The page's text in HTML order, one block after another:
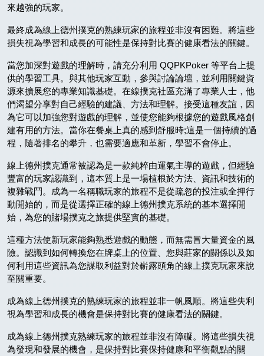
來越強的玩家。
最終成為線上德州撲克的熟練玩家的旅程並非沒有困難。將這些
損失視為學習和成長的可能性是保持對比賽的健康看法的關鍵。
當您加深對遊戲的理解時，請充分利用 QQPKPoker 等平台上提
供的學習工具。與其他玩家互動，參與討論論壇，並利用關鍵資
源來擴展您的專業知識基礎。在線撲克社區充滿了專業人士，他
們渴望分享對自己經驗的建議、方法和理解。接受這種友誼，因
為它可以加強您對遊戲的理解，並使您能夠根據您的遊戲風格創
建有用的方法。當你在餐桌上真的感到舒服時;這是一個持續的過
程，隨著排名的攀升，也需要適應和革新，學習不會停止。
線上德州撲克通常被認為是一款純粹由運氣主導的遊戲，但經驗
豐富的玩家認識到，這本質上是一場植根於方法、資訊和技術的
複雜戰鬥。成為一名稱職玩家的旅程不是從疏忽的投注或全押行
動開始的，而是從選擇正確的線上德州撲克系統的基本選擇開
始，為您的賭場撲克之旅提供堅實的基礎。
這種方法使新玩家能夠熟悉遊戲的動態，而無需冒大量資金的風
險。認識到如何轉換您在牌桌上的位置、您與莊家的關係以及如
何利用這些資訊為您謀取利益對於嶄露頭角的線上撲克玩家來說
至關重要。
成為線上德州撲克的熟練玩家的旅程並非一帆風順。將這些失利
視為學習和成長的機會是保持對比賽的健康看法的關鍵。
成為線上德州撲克熟練玩家的旅程並非沒有障礙。將這些損失視
為發現和發展的機會，是保持對比賽保持健康和平衡觀點的關